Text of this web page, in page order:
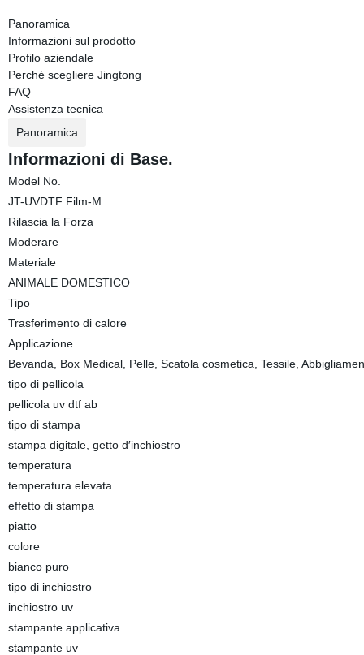
Panoramica
Informazioni sul prodotto
Profilo aziendale
Perché scegliere Jingtong
FAQ
Assistenza tecnica
Panoramica
Informazioni di Base.
Model No.
JT-UVDTF Film-M
Rilascia la Forza
Moderare
Materiale
ANIMALE DOMESTICO
Tipo
Trasferimento di calore
Applicazione
Bevanda, Box Medical, Pelle, Scatola cosmetica, Tessile,
tipo di pellicola
pellicola uv dtf ab
tipo di stampa
stampa digitale, getto d′inchiostro
temperatura
temperatura elevata
effetto di stampa
piatto
colore
bianco puro
tipo di inchiostro
inchiostro uv
stampante applicativa
stampante uv